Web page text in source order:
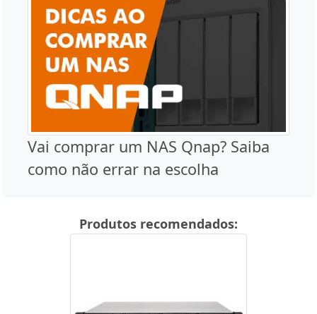
Vai comprar um NAS Qnap? Saiba
como não errar na escolha
Produtos recomendados: